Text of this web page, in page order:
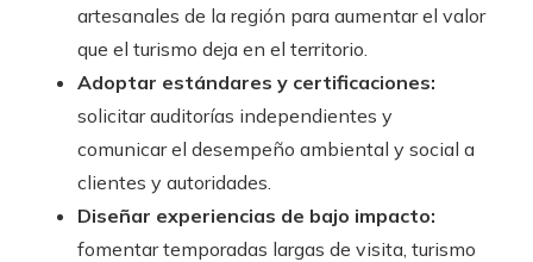
artesanales de la región para aumentar el valor
que el turismo deja en el territorio.
Adoptar estándares y certificaciones:
solicitar auditorías independientes y
comunicar el desempeño ambiental y social a
clientes y autoridades.
Diseñar experiencias de bajo impacto:
fomentar temporadas largas de visita, turismo